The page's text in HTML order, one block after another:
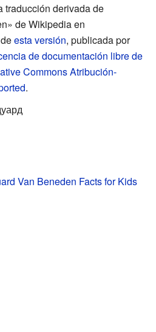
traducción derivada de
de Wikipedia en
esta versión, publicada por
de documentación libre de
Commons Atribución-
.
Van Beneden Facts for Kids